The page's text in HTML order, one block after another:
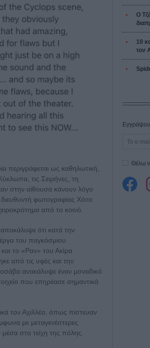
περιγράφεται ως καθηλωτική,
τις Σειρήνες, τη
στην αίθουσα κάνουν λόγο
φωτογραφίας Χόιτε
από το κοινό.
ότι κατά την
του παγκόσμιου
το «Ραν» του Ακίρα
από τις υφές και την
ανακάλυψε έναν μοναδικό
που επηρέασε σημαντικά
τον Αχιλλέα, όπως πίστευαν
με μεταγενέστερες
στα τείχη της πόλης.
Ο
10
τον
Θέλω